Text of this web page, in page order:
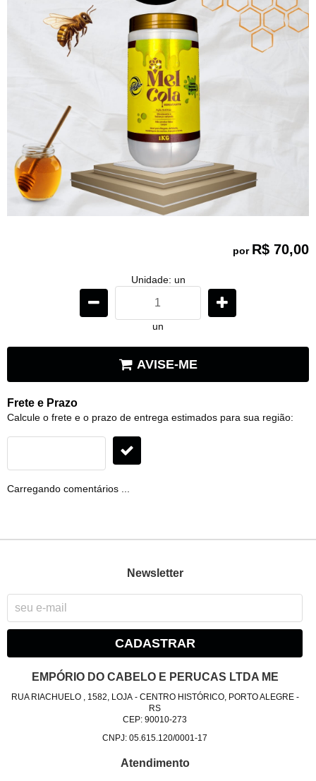
por R$ 70,00
Unidade: un
un
AVISE-ME
Frete e Prazo
Calcule o frete e o prazo de entrega estimados para sua região:
Carregando comentários ...
Newsletter
CADASTRAR
EMPÓRIO DO CABELO E PERUCAS LTDA ME
RUA RIACHUELO , 1582, LOJA- CENTRO HISTÓRICO, PORTO ALEGRE-
RS
CEP: 90010-273
CNPJ: 05.615.120/0001-17
Atendimento